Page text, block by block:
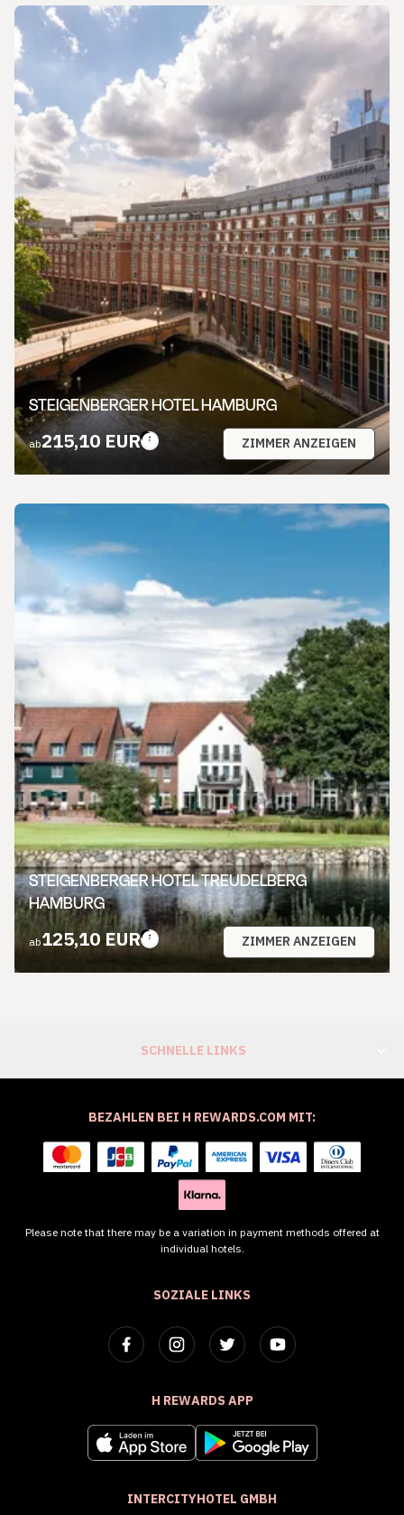
STEIGENBERGER HOTEL HAMBURG
ab215,10 EUR ZIMMER ANZEIGEN
STEIGENBERGER HOTEL TREUDELBERG
HAMBURG
ab125,10 EUR ZIMMER ANZEIGEN
SCHNELLE LINKS
SOZIALE LINKS
H REWARDS APP
INTERCITYHOTEL GMBH
BEZAHLEN BEI H REWARDS.COM MIT:
Please note that there may be a variation in payment methods offered at
individual hotels.